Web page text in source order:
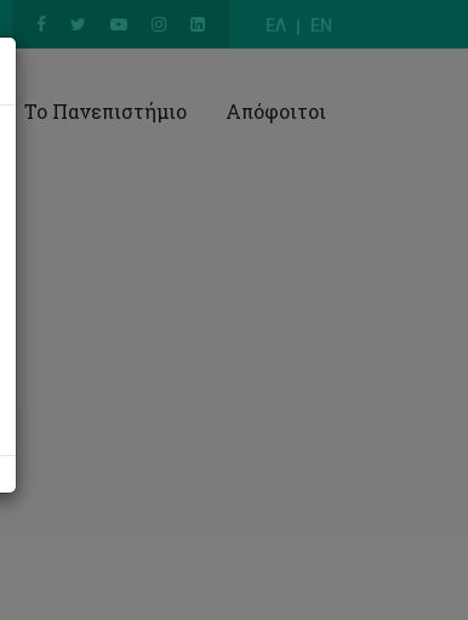
ΕΛ EN
Το Πανεπιστήμιο Απόφοιτοι